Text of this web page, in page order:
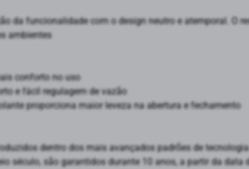
da funcionalidade com o design neutro e atemporal. O
ambientes
conforto no uso
e fácil regulagem de vazão
proporciona maior leveza na abertura e fechamento
dentro dos mais avançados padrões de
século, são garantidos durante 10 anos, a partir da data